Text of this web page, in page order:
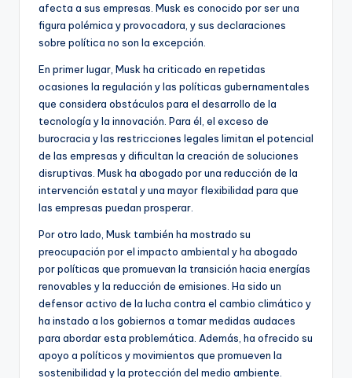
afecta a sus empresas. Musk es conocido por ser una
figura polémica y provocadora, y sus declaraciones
sobre política no son la excepción.
En primer lugar, Musk ha criticado en repetidas
ocasiones la regulación y las políticas gubernamentales
que considera obstáculos para el desarrollo de la
tecnología y la innovación. Para él, el exceso de
burocracia y las restricciones legales limitan el potencial
de las empresas y dificultan la creación de soluciones
disruptivas. Musk ha abogado por una reducción de la
intervención estatal y una mayor flexibilidad para que
las empresas puedan prosperar.
Por otro lado, Musk también ha mostrado su
preocupación por el impacto ambiental y ha abogado
por políticas que promuevan la transición hacia energías
renovables y la reducción de emisiones. Ha sido un
defensor activo de la lucha contra el cambio climático y
ha instado a los gobiernos a tomar medidas audaces
para abordar esta problemática. Además, ha ofrecido su
apoyo a políticos y movimientos que promueven la
sostenibilidad y la protección del medio ambiente.